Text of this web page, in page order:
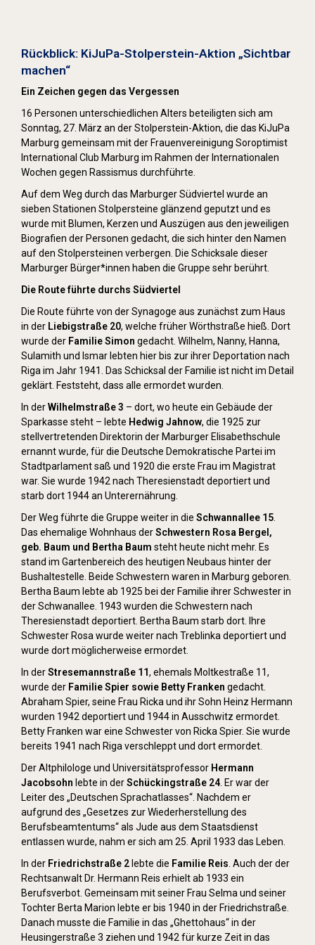
Rückblick: KiJuPa-Stolperstein-Aktion „Sichtbar
machen“
Ein Zeichen gegen das Vergessen
16 Personen unterschiedlichen Alters beteiligten sich am
Sonntag, 27. März an der Stolperstein-Aktion, die das KiJuPa
Marburg gemeinsam mit der Frauenvereinigung Soroptimist
International Club Marburg im Rahmen der Internationalen
Wochen gegen Rassismus durchführte.
Auf dem Weg durch das Marburger Südviertel wurde an
sieben Stationen Stolpersteine glänzend geputzt und es
wurde mit Blumen, Kerzen und Auszügen aus den jeweiligen
Biografien der Personen gedacht, die sich hinter den Namen
auf den Stolpersteinen verbergen. Die Schicksale dieser
Marburger Bürger*innen haben die Gruppe sehr berührt.
Die Route führte durchs Südviertel
Die Route führte von der Synagoge aus zunächst zum Haus
in der Liebigstraße 20, welche früher Wörthstraße hieß. Dort
wurde der Familie Simon gedacht. Wilhelm, Nanny, Hanna,
Sulamith und Ismar lebten hier bis zur ihrer Deportation nach
Riga im Jahr 1941. Das Schicksal der Familie ist nicht im Detail
geklärt. Feststeht, dass alle ermordet wurden.
In derWilhelmstraße 3 – dort, wo heute ein Gebäude der
Sparkasse steht – lebte Hedwig Jahnow, die 1925 zur
stellvertretenden Direktorin der Marburger Elisabethschule
ernannt wurde, für die Deutsche Demokratische Partei im
Stadtparlament saß und 1920 die erste Frau im Magistrat
war. Sie wurde 1942 nach Theresienstadt deportiert und
starb dort 1944 an Unterernährung.
Der Weg führte die Gruppe weiter in die Schwannallee 15
Das ehemalige Wohnhaus derSchwestern Rosa Bergel,
geb. Baum und Bertha Baum steht heute nicht mehr. Es
stand im Gartenbereich des heutigen Neubaus hinter der
Bushaltestelle. Beide Schwestern waren in Marburg geboren.
Bertha Baum lebte ab 1925 bei der Familie ihrer Schwester in
der Schwanallee. 1943 wurden die Schwestern nach
Theresienstadt deportiert. Bertha Baum starb dort. Ihre
Schwester Rosa wurde weiter nach Treblinka deportiert und
wurde dort möglicherweise ermordet.
In derStresemannstraße 11, ehemals Moltkestraße 11,
wurde der Familie Spier sowie Betty Franken gedacht.
Abraham Spier, seine Frau Ricka und ihr Sohn Heinz Hermann
wurden 1942 deportiert und 1944 in Ausschwitz ermordet.
Betty Franken war eine Schwester von Ricka Spier. Sie wurde
bereits 1941 nach Riga verschleppt und dort ermordet.
Der Altphilologe und Universitätsprofessor Hermann
Jacobsohn lebte in derSchückingstraße 24 . Er war der
Leiter des „Deutschen Sprachatlasses“. Nachdem er
aufgrund des „Gesetzes zur Wiederherstellung des
Berufsbeamtentums“ als Jude aus dem Staatsdienst
entlassen wurde, nahm er sich am 25. April 1933 das Leben.
In der Friedrichstraße 2 lebte die Familie Reis . Auch der der
Rechtsanwalt Dr. Hermann Reis erhielt ab 1933 ein
Berufsverbot. Gemeinsam mit seiner Frau Selma und seiner
Tochter Berta Marion lebte er bis 1940 in der Friedrichstraße.
Danach musste die Familie in das „Ghettohaus“ in der
Heusingerstraße 3 ziehen und 1942 für kurze Zeit in das